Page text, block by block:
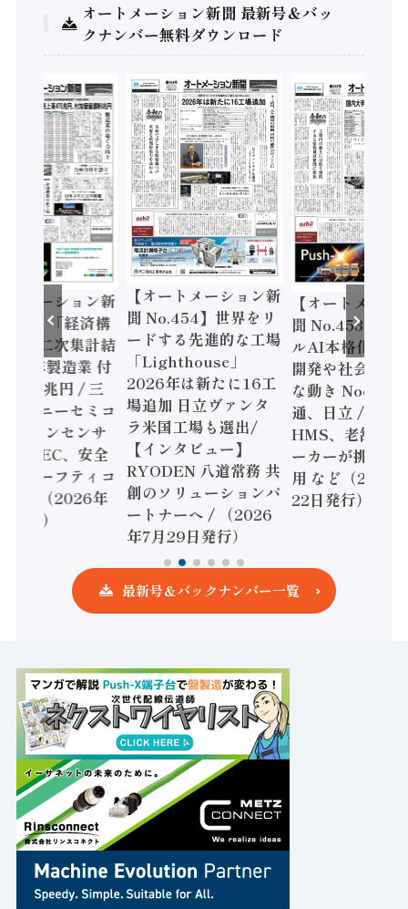
オートメーション新聞 最新号＆バッ
クナンバー無料ダウンロード
トメーション新
】「経済構
調査二次集計結
年製造業 付
額86兆円 / 三
とソニーセミコ
ジョンセンサ
/ IDEC、安全
すセーフティコ
ーラ（2026年
発行）
【オートメーション新
聞 No.454】世界をリ
ードする先進的な工場
「Lighthouse」
2026年は新たに16工
場追加 日立ヴァンタ
ラ米国工場も選出/
【インタビュー】
RYODEN 八道常務 共
創のソリューションパ
ートナーへ / （2026
年7月29日発行）
【オートメーシ
聞 No.453】フ
ルAI本格化へ
開発や社会実装
な動き Noetra
通、日立 / 兵神
HMS、老舗ポ
ーカーが挑むデ
用 など（2026
22日発行）
最新号＆バックナンバー一覧